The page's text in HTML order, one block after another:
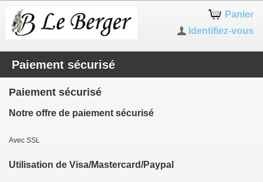
Panier
Identifiez-vous
Paiement sécurisé
Paiement sécurisé
Notre offre de paiement sécurisé
Avec SSL
Utilisation de Visa/Mastercard/Paypal